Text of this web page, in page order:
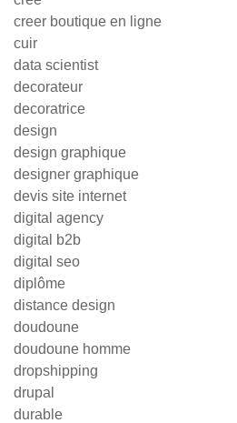
creer boutique en ligne
cuir
data scientist
decorateur
decoratrice
design
design graphique
designer graphique
devis site internet
digital agency
digital b2b
digital seo
diplôme
distance design
doudoune
doudoune homme
dropshipping
drupal
durable